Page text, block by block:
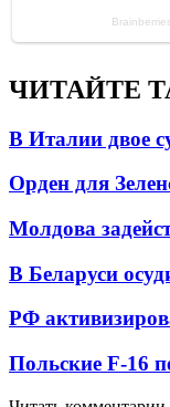
ЧИТАЙТЕ
В Италии двое
Орден для
Молдова
В Беларуси
РФ
Польские F-16